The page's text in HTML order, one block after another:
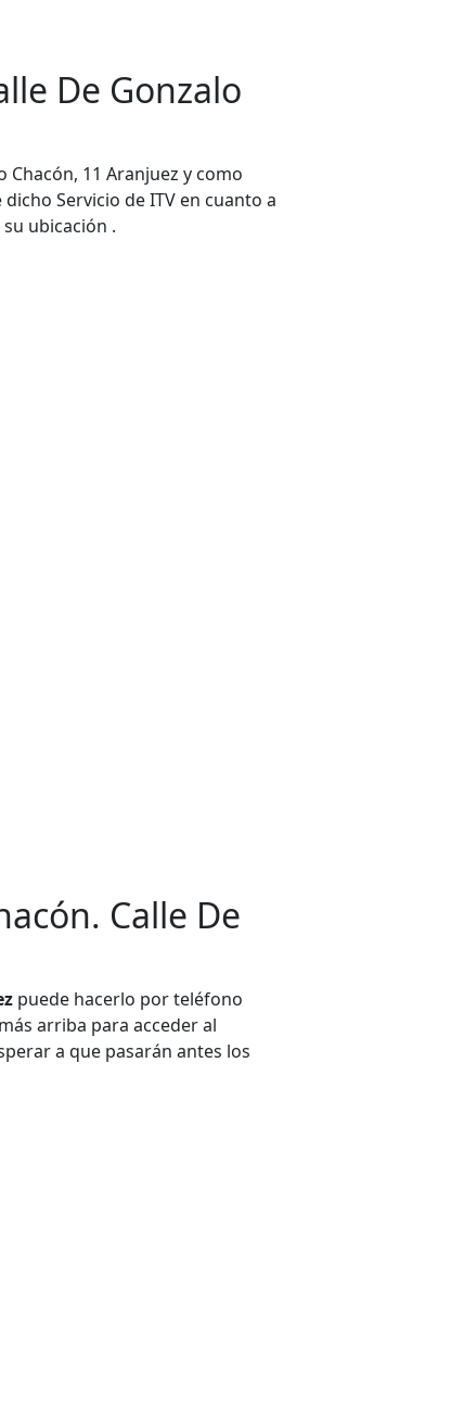
De Gonzalo
Chacón, 11 Aranjuez y como
Servicio de ITV en cuanto a
ubicación .
Calle De
puede hacerlo por teléfono
arriba para acceder al
a que pasarán antes los